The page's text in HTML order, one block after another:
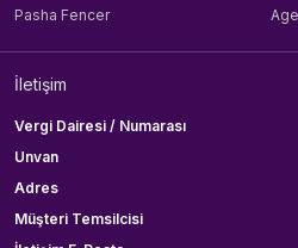
Pasha Fencer
İletişim
Vergi Dairesi / Numarası
Unvan
Adres
Müşteri Temsilcisi